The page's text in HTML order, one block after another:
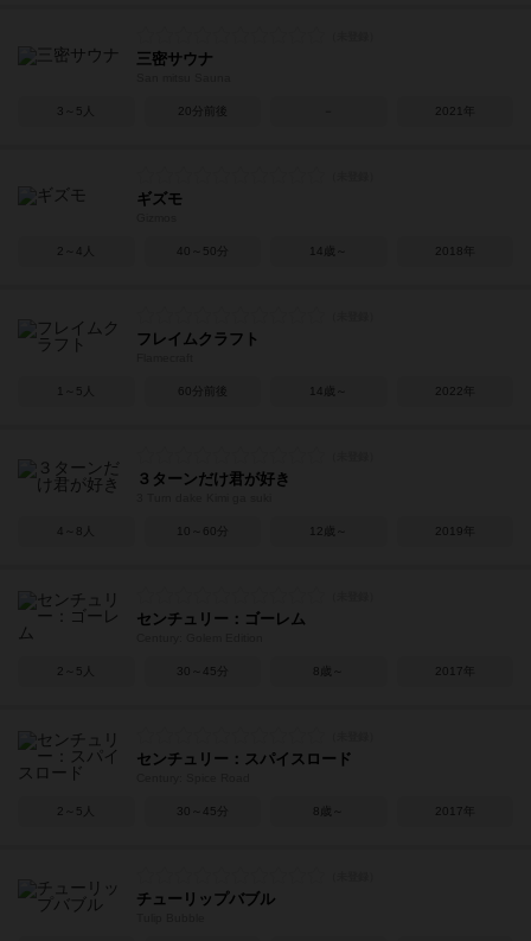
三密サウナ
3～5人 20分前後 2021年
ギズモ
2～4人 40～50分 14歳～ 2018年
フレイムクラフト
1～5人 60分前後 14歳～ 2022年
３ターンだけ君が好き
4～8人 10～60分 12歳～ 2019年
センチュリー：ゴーレム
2～5人 30～45分 8歳～ 2017年
センチュリー：スパイスロード
2～5人 30～45分 8歳～ 2017年
チューリップバブル